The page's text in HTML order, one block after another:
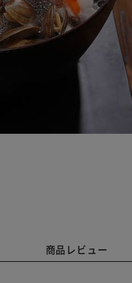
商品レビュー